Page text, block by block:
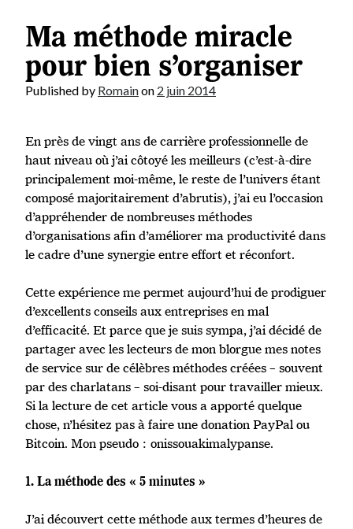
Ma méthode miracle
pour bien s’organiser
Published by Romainon 2 juin 2014
En près de vingt ans de carrière professionnelle de
haut niveau où j’ai côtoyé les meilleurs (c’est-à-dire
principalement moi-même, le reste de l’univers étant
composé majoritairement d’abrutis), j’ai eu l’occasion
d’appréhender de nombreuses méthodes
d’organisations afin d’améliorer ma productivité dans
le cadre d’une synergie entre effort et réconfort.
Cette expérience me permet aujourd’hui de prodiguer
d’excellents conseils aux entreprises en mal
d’efficacité. Et parce que je suis sympa, j’ai décidé de
partager avec les lecteurs de mon blorgue mes notes
de service sur de célèbres méthodes créées – souvent
par des charlatans – soi-disant pour travailler mieux.
Si la lecture de cet article vous a apporté quelque
chose, n’hésitez pas à faire une donation PayPal ou
Bitcoin. Mon pseudo : onissouakimalypanse.
1. La méthode des « 5 minutes »
J’ai découvert cette méthode aux termes d’heures de